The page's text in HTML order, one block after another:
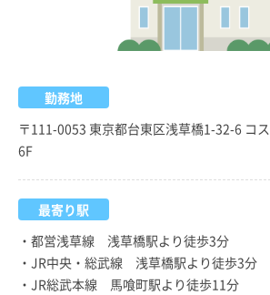
勤務地
〒111-0053 東京都台東区浅草橋1-32-6 コ
6F
最寄り駅
・都営浅草線 浅草橋駅より徒歩3分
・JR中央・総武線 浅草橋駅より徒歩3分
・JR総武本線 馬喰町駅より徒歩11分